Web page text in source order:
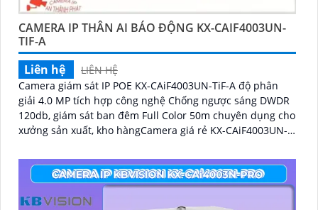
CAMERA IP THÂN AI BÁO ĐỘNG KX-CAIF4003UN-
TIF-A
Liên hệ
LIÊN HỆ
Camera giám sát IP POE KX-CAiF4003UN-TiF-A độ phân
giải 4.0 MP tích hợp công nghệ Chống ngược sáng DWDR
120db, giám sát ban đêm Full Color 50m chuyên dụng cho
xưởng sản xuất, kho hàngCamera giá rẻ KX-CAiF4003UN-